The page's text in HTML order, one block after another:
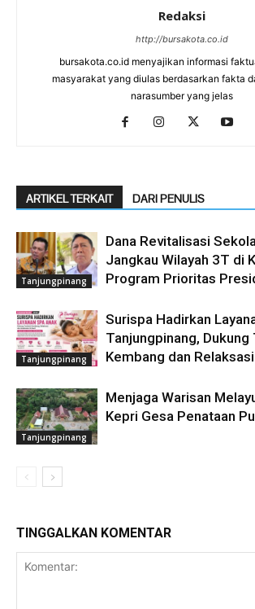
Redaksi
http://bursakota.co.id
bursakota.co.id menyajikan informasi
masyarakat yang diulas berdasarkan fakta
narasumber yang jelas
ARTIKEL TERKAIT DARI PENULIS
Tanjungpinang
Dana Revitalisasi
Jangkau Wilayah 3T di
Program Prioritas
Tanjungpinang
Surispa Hadirkan
Tanjungpinang, Dukung
Kembang dan
Tanjungpinang
Menjaga Warisan
Kepri Gesa Penataan
TINGGALKAN KOMENTAR